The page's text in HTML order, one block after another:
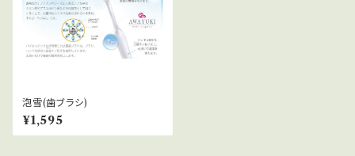
泡雪(歯ブラシ)
¥1,595